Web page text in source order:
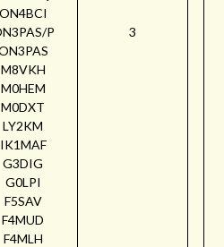
ON4BCI
P
M8VKH
M0HEM
M0DXT
LY2KM
IK1MAF
G3DIG
G0LPI
F5SAV
F4MUD
F4MLH
3